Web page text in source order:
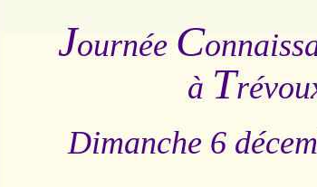
Journée C
à T
Dimanche 6